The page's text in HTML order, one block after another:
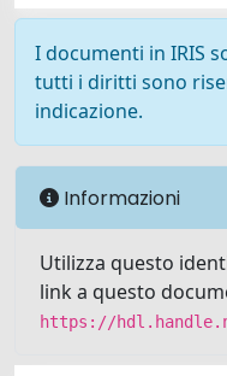
I documenti in IRIS
tutti i diritti sono
indicazione.
Informazioni
Utilizza questo
link a questo
https://